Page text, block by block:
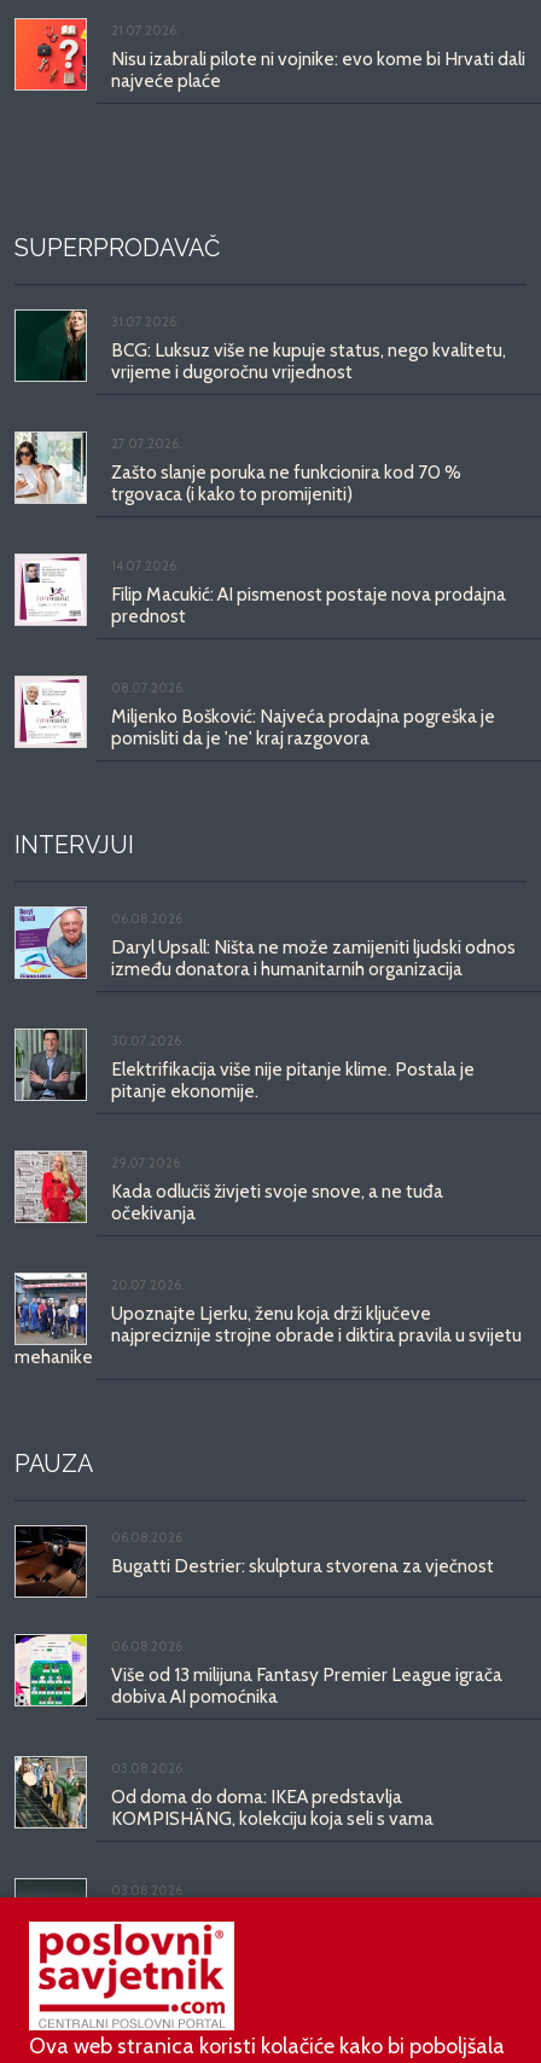
21.07.2026.
Nisu izabrali pilote ni vojnike: evo kome bi Hrvati dali
najveće plaće
SUPERPRODAVAČ
31.07.2026.
BCG: Luksuz više ne kupuje status, nego kvalitetu,
vrijeme i dugoročnu vrijednost
27.07.2026.
Zašto slanje poruka ne funkcionira kod 70 %
trgovaca (i kako to promijeniti)
14.07.2026.
Filip Macukić: AI pismenost postaje nova prodajna
prednost
08.07.2026.
Miljenko Bošković: Najveća prodajna pogreška je
pomisliti da je 'ne' kraj razgovora
INTERVJUI
06.08.2026.
Daryl Upsall: Ništa ne može zamijeniti ljudski odnos
između donatora i humanitarnih organizacija
30.07.2026.
Elektrifikacija više nije pitanje klime. Postala je
pitanje ekonomije.
29.07.2026.
Kada odlučiš živjeti svoje snove, a ne tuđa
očekivanja
20.07.2026.
Upoznajte Ljerku, ženu koja drži ključeve
najpreciznije strojne obrade i diktira pravila u svijetu
mehanike
PAUZA
06.08.2026.
Bugatti Destrier: skulptura stvorena za vječnost
06.08.2026.
Više od 13 milijuna Fantasy Premier League igrača
dobiva AI pomoćnika
03.08.2026.
Od doma do doma: IKEA predstavlja
KOMPISHÄNG, kolekciju koja seli s vama
03.08.2026.
Kineski BYD predstavio luksuznu limuzinu veću od
Mercedesove S-klase, obećava domet do 1.000
kilometara
Ova web stranica koristi kolačiće kako bi poboljšala